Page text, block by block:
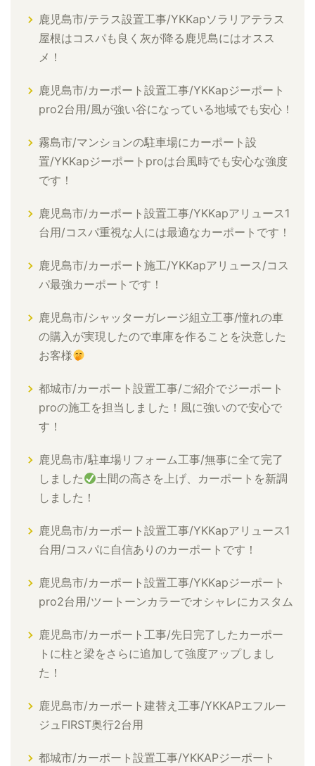
鹿児島市/テラス設置工事/YKKapソラリアテラス
屋根はコスパも良く灰が降る鹿児島にはオスス
メ！
鹿児島市/カーポート設置工事/YKKapジーポート
pro2台用/風が強い谷になっている地域でも安心！
霧島市/マンションの駐車場にカーポート設
置/YKKapジーポートproは台風時でも安心な強度
です！
鹿児島市/カーポート設置工事/YKKapアリュース1
台用/コスパ重視な人には最適なカーポートです！
鹿児島市/カーポート施工/YKKapアリュース/コス
パ最強カーポートです！
鹿児島市/シャッターガレージ組立工事/憧れの車
の購入が実現したので車庫を作ることを決意した
お客様
都城市/カーポート設置工事/ご紹介でジーポート
proの施工を担当しました！風に強いので安心で
す！
鹿児島市/駐車場リフォーム工事/無事に全て完了
しました
土間の高さを上げ、カーポートを新調
しました！
鹿児島市/カーポート設置工事/YKKapアリュース1
台用/コスパに自信ありのカーポートです！
鹿児島市/カーポート設置工事/YKKapジーポート
pro2台用/ツートーンカラーでオシャレにカスタム
鹿児島市/カーポート工事/先日完了したカーポー
トに柱と梁をさらに追加して強度アップしまし
た！
鹿児島市/カーポート建替え工事/YKKAPエフルー
ジュFIRST奥行2台用
都城市/カーポート設置工事/YKKAPジーポート